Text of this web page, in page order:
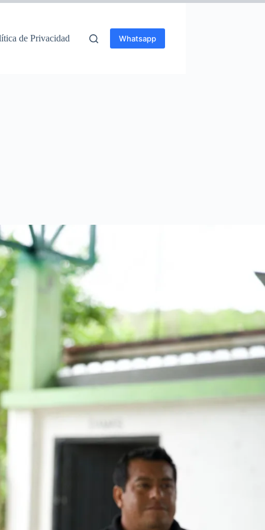
de Privacidad Whatsapp